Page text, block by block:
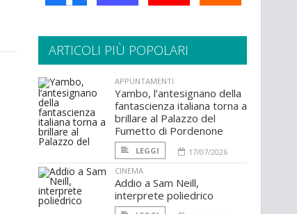
ARTICOLI PIÙ POPOLARI
APPUNTAMENTI
Yambo, l’antesignano della
fantascienza italiana torna a
brillare al Palazzo del
Fumetto di Pordenone
LEGGI
17/07/2026
CINEMA
Addio a Sam Neill,
interprete poliedrico